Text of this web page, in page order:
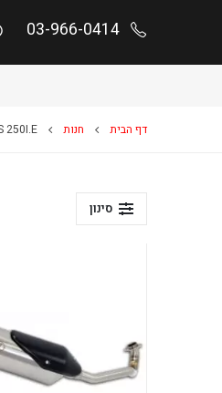
03-966-0414
דף הבית חנות 250I.E.
סינון